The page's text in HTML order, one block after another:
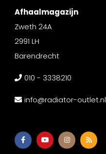
Afhaalmagazijn
Zweth 24A
2991 LH
Barendrecht
010 - 3338210
info@radiator-outlet.nl